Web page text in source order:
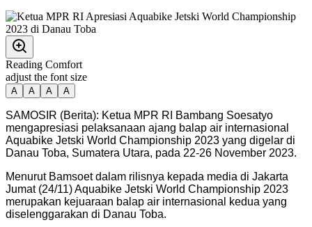
Reading Comfort
adjust the font size
A A A A
SAMOSIR (Berita): Ketua MPR RI Bambang Soesatyo
mengapresiasi pelaksanaan ajang balap air internasional
Aquabike Jetski World Championship 2023 yang digelar di
Danau Toba, Sumatera Utara, pada 22-26 November 2023.
Menurut Bamsoet dalam rilisnya kepada media di Jakarta
Jumat (24/11) Aquabike Jetski World Championship 2023
merupakan kejuaraan balap air internasional kedua yang
diselenggarakan di Danau Toba.